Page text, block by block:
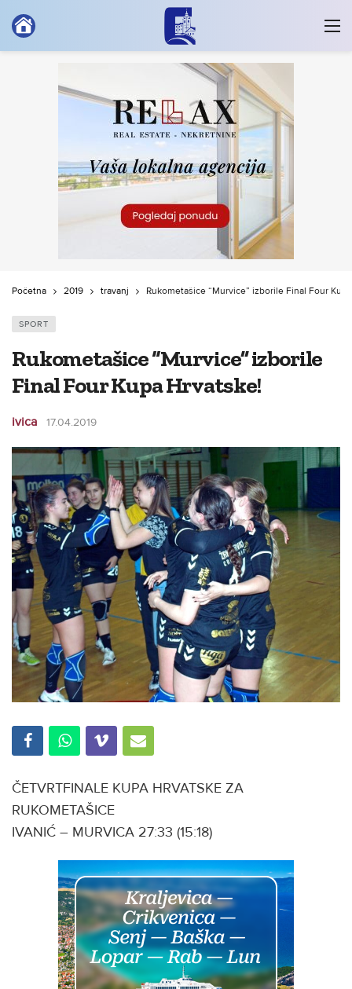
Početna 2019 travanj Rukometašice “Murvice” izborile Final Four
SPORT
Rukometašice “Murvice” izborile
Final Four Kupa Hrvatske!
ivica 17.04.2019
ČETVRTFINALE KUPA HRVATSKE ZA
RUKOMETAŠICE
IVANIĆ – MURVICA 27:33 (15:18)